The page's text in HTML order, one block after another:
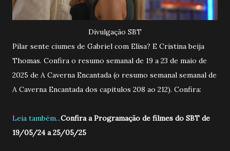
Divulgação SBT
Pilar sente ciumes de Gabriel com Elisa? E Cristina beija
Thomas. Confira o resumo semanal de 19 a 23 de maio de
2025 de A Caverna Encantada (o resumo semanal semanal de
A Caverna Encantada dos capitulos 208 ao 212). Confira:
Leia também...Confira a Programação de filmes do SBT de
19/05/24 a 25/05/25